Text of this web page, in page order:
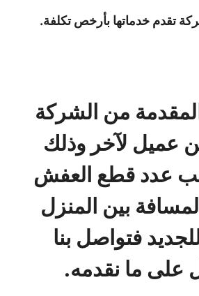
تقدم خدماتها بأرخص تكلفة.
من الشركة
عميل لآخر وذلك
عدد قطع العفش
بين المنزل
فتواصل بنا
على ما نقدمه.